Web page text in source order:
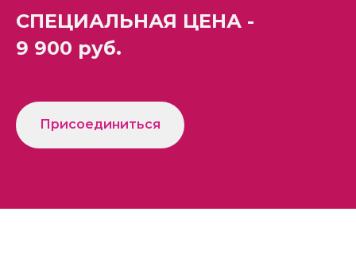
СПЕЦИАЛЬНАЯ ЦЕНА -
9 900 руб.
Присоединиться